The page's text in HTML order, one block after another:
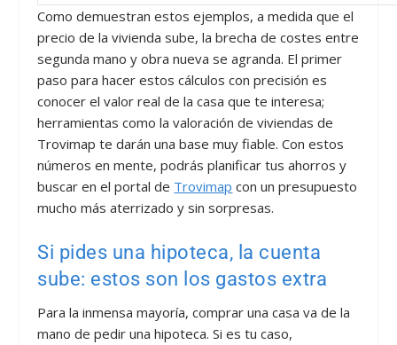
Como demuestran estos ejemplos, a medida que el
precio de la vivienda sube, la brecha de costes entre
segunda mano y obra nueva se agranda. El primer
paso para hacer estos cálculos con precisión es
conocer el valor real de la casa que te interesa;
herramientas como la valoración de viviendas de
Trovimap te darán una base muy fiable. Con estos
números en mente, podrás planificar tus ahorros y
buscar en el portal de Trovimap con un presupuesto
mucho más aterrizado y sin sorpresas.
Si pides una hipoteca, la cuenta
sube: estos son los gastos extra
Para la inmensa mayoría, comprar una casa va de la
mano de pedir una hipoteca. Si es tu caso,